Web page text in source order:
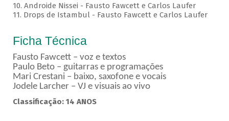
10. Androide Nissei - Fausto Fawcett e Carlos Laufer
11. Drops de Istambul - Fausto Fawcett e Carlos Laufer
Ficha Técnica
Fausto Fawcett – voz e textos
Paulo Beto – guitarras e programações
Mari Crestani – baixo, saxofone e vocais
Jodele Larcher – VJ e visuais ao vivo
Classificação: 14 ANOS